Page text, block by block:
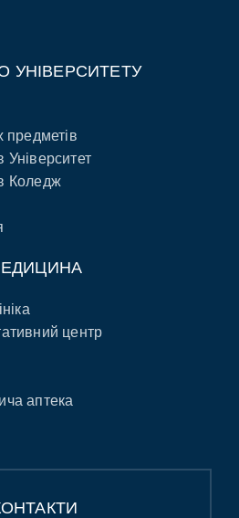
УНІВЕРСИТЕТУ
предметів
Коледж
центр
аптека